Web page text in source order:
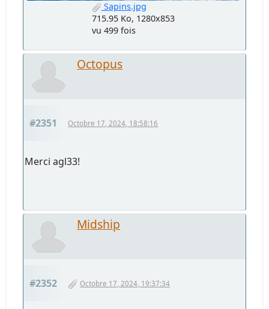
Sapins.jpg
715.95 Ko, 1280x853
vu 499 fois
Octopus
#2351 Octobre 17, 2024, 18:58:16
Merci agl33!
Midship
#2352 Octobre 17, 2024, 19:37:34